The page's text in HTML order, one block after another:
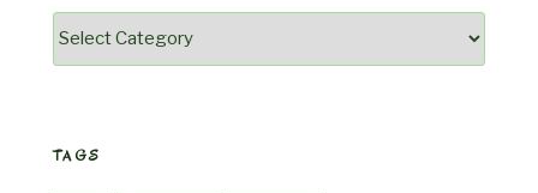
Categorie
TAGS